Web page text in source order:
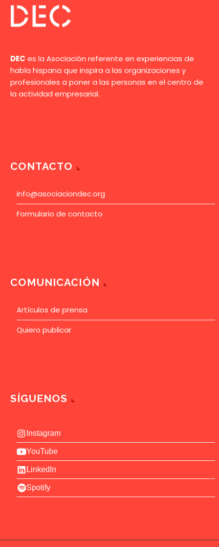
DEC es la Asociación referente en experiencias de
habla hispana que inspira a las organizaciones y
profesionales a poner a las personas en el centro de
la actividad empresarial.
CONTACTO
info@asociaciondec.org
Formulario de contacto
COMUNICACIÓN
Artículos de prensa
Quiero publicar
SÍGUENOS
Instagram
YouTube
LinkedIn
Spotify